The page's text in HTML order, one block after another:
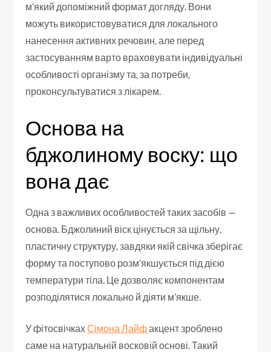
м’який допоміжний формат догляду. Вони
можуть використовуватися для локального
нанесення активних речовин, але перед
застосуванням варто враховувати індивідуальні
особливості організму та, за потреби,
проконсультуватися з лікарем.
Основа на
бджолиному воску: що
вона дає
Одна з важливих особливостей таких засобів —
основа. Бджолиний віск цінується за щільну,
пластичну структуру, завдяки якій свічка зберігає
форму та поступово розм’якшується під дією
температури тіла. Це дозволяє компонентам
розподілятися локально й діяти м’якше.
У фітосвічкахСімона Лайфакцент зроблено
саме на натуральній восковій основі. Такий